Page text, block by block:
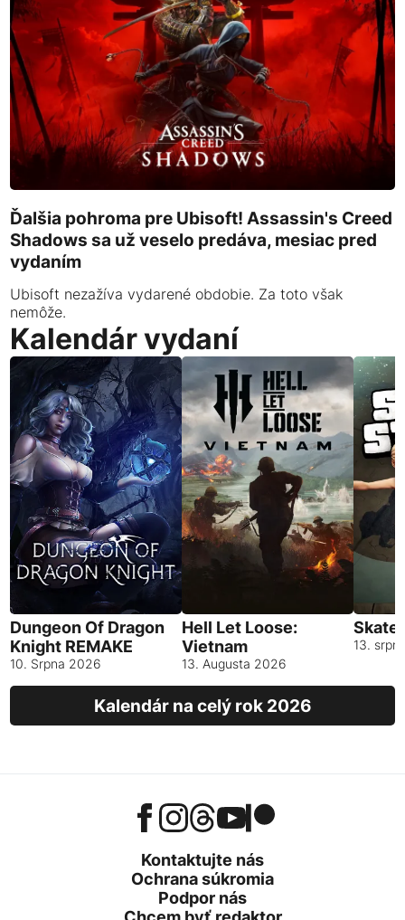
Ďalšia pohroma pre Ubisoft! Assassin's Creed
Shadows sa už veselo predáva, mesiac pred
vydaním
Ubisoft nezažíva vydarené obdobie. Za toto však
nemôže.
Kalendár vydaní
Dungeon Of Dragon
Knight REMAKE
10. Srpna 2026
Hell Let Loose:
Vietnam
13. Augusta 2026
13.
Kalendár na celý rok 2026
Kontaktujte nás
Ochrana súkromia
Podpor nás